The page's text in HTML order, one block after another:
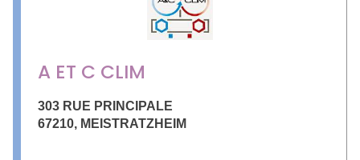
A ET C CLIM
303 RUE PRINCIPALE
67210, MEISTRATZHEIM